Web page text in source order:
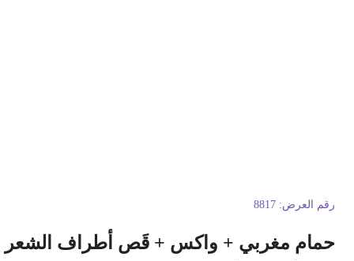
العرض: 8817
مغربي + واكس + قَص أطراف الشعر